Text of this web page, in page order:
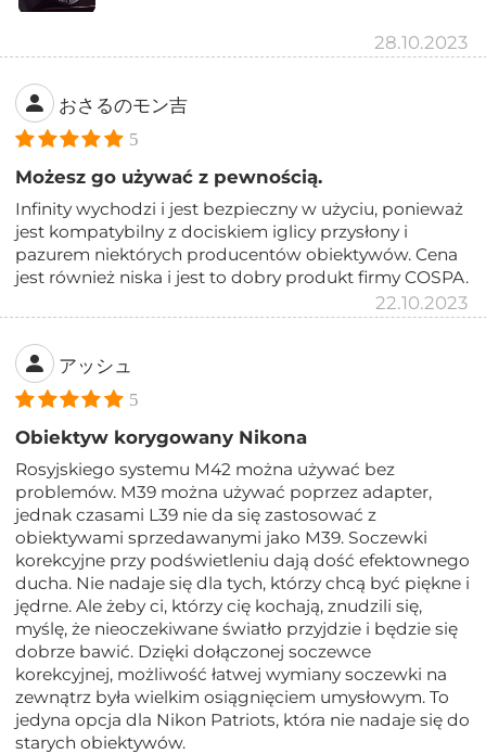
28.10.2023
おさるのモン吉
5
Możesz go używać z pewnością.
Infinity wychodzi i jest bezpieczny w użyciu, ponieważ
jest kompatybilny z dociskiem iglicy przysłony i
pazurem niektórych producentów obiektywów. Cena
jest również niska i jest to dobry produkt firmy COSPA.
22.10.2023
アッシュ
5
Obiektyw korygowany Nikona
Rosyjskiego systemu M42 można używać bez
problemów. M39 można używać poprzez adapter,
jednak czasami L39 nie da się zastosować z
obiektywami sprzedawanymi jako M39. Soczewki
korekcyjne przy podświetleniu dają dość efektownego
ducha. Nie nadaje się dla tych, którzy chcą być piękne i
jędrne. Ale żeby ci, którzy cię kochają, znudzili się,
myślę, że nieoczekiwane światło przyjdzie i będzie się
dobrze bawić. Dzięki dołączonej soczewce
korekcyjnej, możliwość łatwej wymiany soczewki na
zewnątrz była wielkim osiągnięciem umysłowym. To
jedyna opcja dla Nikon Patriots, która nie nadaje się do
starych obiektywów.